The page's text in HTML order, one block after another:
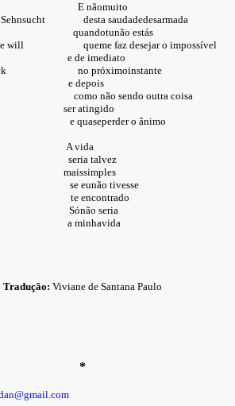
soviel E nãomuito
Sehnsucht desta saudadedesarmada
bist quandotunão estás
will queme faz desejar o impossível
e de imediato
no próximoinstante
e depois
como não sendo outra coisa
ser atingido
e quaseperder o ânimo
A vida
seria talvez
se eunão tivesse
te encontrado
Sónão seria
a minhavida
Tradução: Viviane de Santana Paulo
*